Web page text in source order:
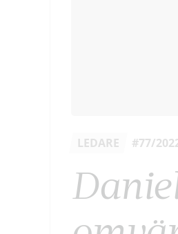
LEDARE #77/